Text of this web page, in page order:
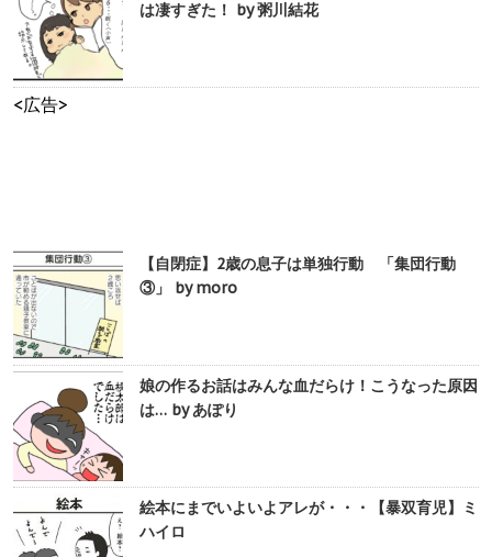
は凄すぎた！ by 粥川結花
<広告>
【自閉症】2歳の息子は単独行動 「集団行動
③」 by moro
娘の作るお話はみんな血だらけ！こうなった原因
は… by あぽり
絵本にまでいよいよアレが・・・【暴双育児】ミ
ハイロ